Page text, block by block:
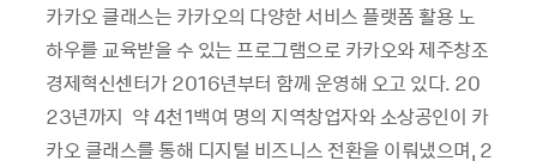
카카오 클래스는 카카오의 다양한 서비스 플랫폼 활용 노
하우를 교육받을 수 있는 프로그램으로 카카오와 제주창조
경제혁신센터가 2016년부터 함께 운영해 오고 있다. 20
23년까지 약 4천1백여 명의 지역창업자와 소상공인이 카
카오 클래스를 통해 디지털 비즈니스 전환을 이뤄냈으며, 2